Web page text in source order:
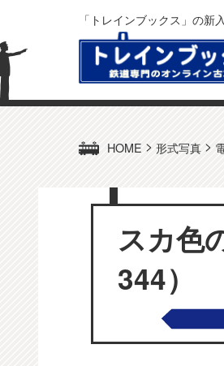
「トレインブックス」の
HOME > 形式写真 >
スカ色
344）